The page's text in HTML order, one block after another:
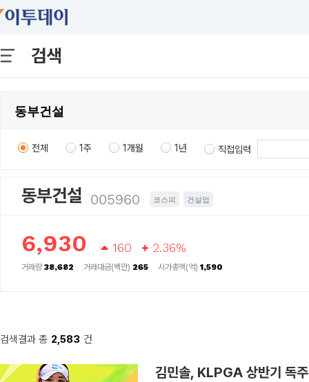
검색
전체 1주 1개월 1년 직접입력
동부건설 005960 코스피 건설업
6,930 160 2.36%
거래량38,682 거래대금(백만) 265 시가총액(억) 1,590
검색결과 총 2,583 건
김민솔, KLPGA 상반기 독